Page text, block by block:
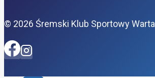
© 2026 Śremski Klub Sportowy Warta